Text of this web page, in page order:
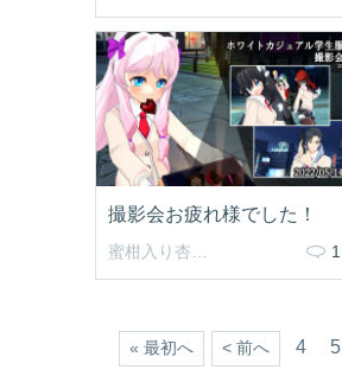
撮影会お疲れ様でした！
蜜柑入り杏仁豆腐 1
« 最初へ < 前へ 4 5